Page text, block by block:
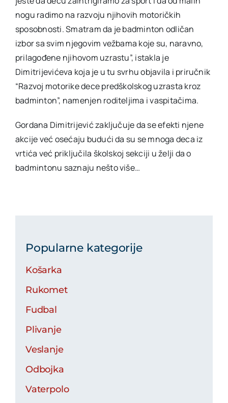
nogu radimo na razvoju njihovih motoričkih
sposobnosti. Smatram da je badminton odličan
izbor sa svim njegovim vežbama koje su, naravno,
prilagođene njihovom uzrastu”, istakla je
Dimitrijevićeva koja je u tu svrhu objavila i priručnik
“Razvoj motorike dece predškolskog uzrasta kroz
badminton”, namenjen roditeljima i vaspitačima.
Gordana Dimitrijević zaključuje da se efekti njene
akcije već osećaju budući da su se mnoga deca iz
vrtića već priključila školskoj sekciji u želji da o
badmintonu saznaju nešto više…
Popularne kategorije
Košarka
Rukomet
Fudbal
Plivanje
Veslanje
Odbojka
Vaterpolo